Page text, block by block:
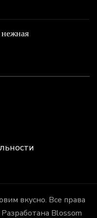
вкусно. Все права
Blossom